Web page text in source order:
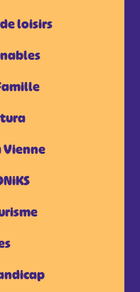
loisirs
Vienne